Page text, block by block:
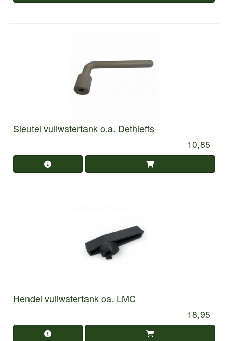
Sleutel vuilwatertank o.a. Dethleffs
10,85
Hendel vuilwatertank oa. LMC
18,95